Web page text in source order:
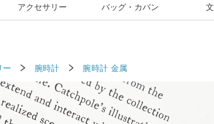
アクセサリー バッグ・カバン
ー 腕時計 腕時計 金属